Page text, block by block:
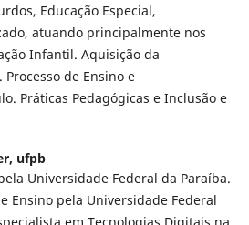
Educação Especial,
atuando principalmente nos
Infantil. Aquisição da
de Ensino e
Práticas Pedagógicas e Inclusão e
ufpb
Universidade Federal da Paraíba.
Ensino pela Universidade Federal
em Tecnologias Digitais na